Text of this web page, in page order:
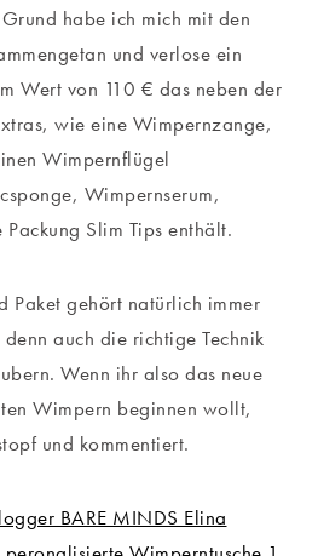
habe ich mich mit den
und verlose ein
Wert von 110 € das neben der
wie eine Wimpernzange,
Wimpernflügel
Wimpernserum,
Slim Tips enthält.
Paket gehört natürlich immer
auch die richtige Technik
Wenn ihr also das neue
Wimpern beginnen wollt,
und kommentiert.